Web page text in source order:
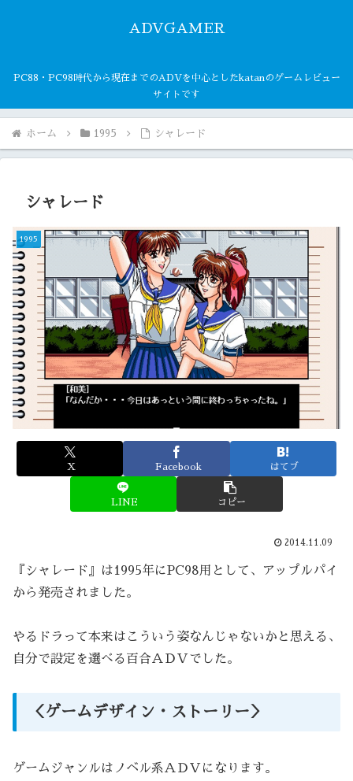
ADVGAMER
PC88・PC98時代から現在までのADVを中心としたkatanのゲームレビュー
サイトです
ホーム 1995 シャレード
シャレード
1995
X Facebook はてブ
LINE コピー
2014.11.09
『シャレード』は1995年にPC98用として、アップルパイ
から発売されました。
やるドラって本来はこういう姿なんじゃないかと思える、
自分で設定を選べる百合ＡＤＶでした。
＜ゲームデザイン・ストーリー＞
ゲームジャンルはノベル系ＡＤＶになります。